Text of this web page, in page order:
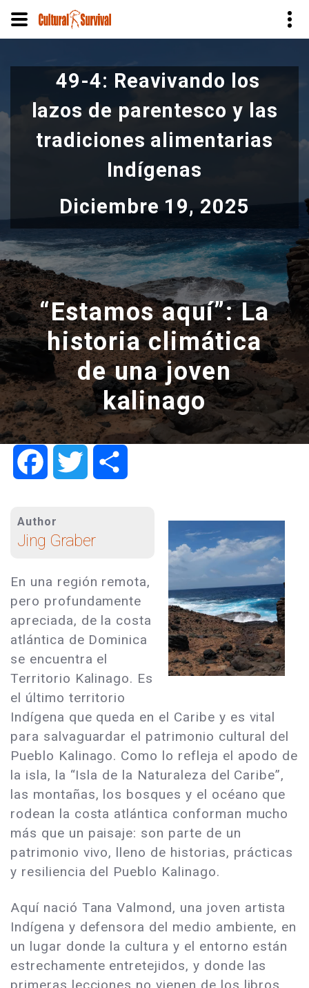
al
contenido
principal
49-4: Reavivando los
lazos de parentesco y las
tradiciones alimentarias
Indígenas
Diciembre 19, 2025
“Estamos aquí”: La
historia climática
de una joven
kalinago
FacebookTwitter
Author
Jing Graber
En una región remota,
pero profundamente
apreciada, de la costa
atlántica de Dominica
se encuentra el
Territorio Kalinago. Es
el último territorio
Indígena que queda en el Caribe y es vital
para salvaguardar el patrimonio cultural del
Pueblo Kalinago. Como lo refleja el apodo de
la isla, la “Isla de la Naturaleza del Caribe”,
las montañas, los bosques y el océano que
rodean la costa atlántica conforman mucho
más que un paisaje: son parte de un
patrimonio vivo, lleno de historias, prácticas
y resiliencia del Pueblo Kalinago.
Aquí nació Tana Valmond, una joven artista
Indígena y defensora del medio ambiente, en
un lugar donde la cultura y el entorno están
estrechamente entretejidos, y donde las